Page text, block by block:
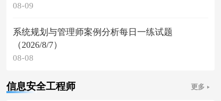
08-09
系统规划与管理师案例分析每日一练试题
（2026/8/7）
08-08
信息安全工程师 更多